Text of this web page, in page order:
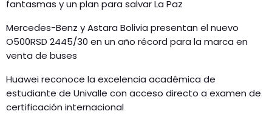
fantasmas y un plan para salvar La Paz
Mercedes-Benz y Astara Bolivia presentan el nuevo
O500RSD 2445/30 en un año récord para la marca en
venta de buses
Huawei reconoce la excelencia académica de
estudiante de Univalle con acceso directo a examen de
certificación internacional